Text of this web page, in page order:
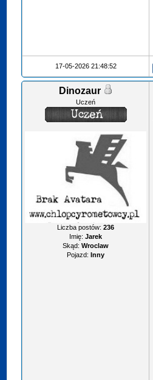
17-05-2026 21:48:52
Dinozaur
Uczeń
Liczba postów:236
Imię: Jarek
Skąd: Wroclaw
Pojazd: Inny